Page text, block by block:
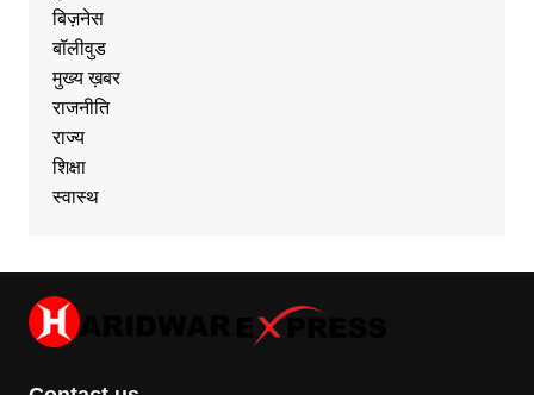
बिज़नेस
बॉलीवुड
मुख्य ख़बर
राजनीति
राज्य
शिक्षा
स्वास्थ